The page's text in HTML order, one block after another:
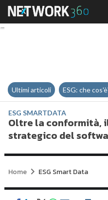
Ultimi articoli ESG: che
ESG SMARTDATA
Oltre la conformità,
strategico del
Home ESG Smart Data